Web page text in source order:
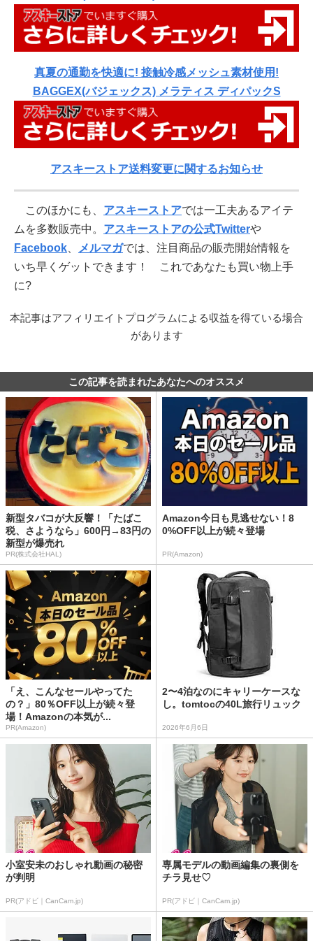
真夏の通勤を快適に! 接触冷感メッシュ素材使用!
BAGGEX(バジェックス) メラティス ディパックS
アスキーストア送料変更に関するお知らせ
このほかにも、 アスキーストアでは一工夫あるアイテ
ムを多数販売中。 アスキーストアの公式Twitterや
Facebook
メルマガでは、注目商品の販売開始情報を
いち早くゲットできます！ これであなたも買い物上手
に?
本記事はアフィリエイトプログラムによる収益を得ている場合
があります
この記事を読まれたあなたへのオススメ
新型タバコが大反響！「たばこ
税、さようなら」600円→83円の
新型が爆売れ
PR(株式会社HAL)
Amazon今日も見逃せない！8
0%OFF以上が続々登場
PR(Amazon)
「え、こんなセールやってた
の？」80％OFF以上が続々登
場！Amazonの本気が...
PR(Amazon)
2〜4泊なのにキャリーケースな
し。tomtocの40L旅行リュック
2026年6月6日
小室安未のおしゃれ動画の秘密
が判明
PR(アドビ｜CanCam.jp)
専属モデルの動画編集の裏側を
チラ見せ♡
PR(アドビ｜CanCam.jp)